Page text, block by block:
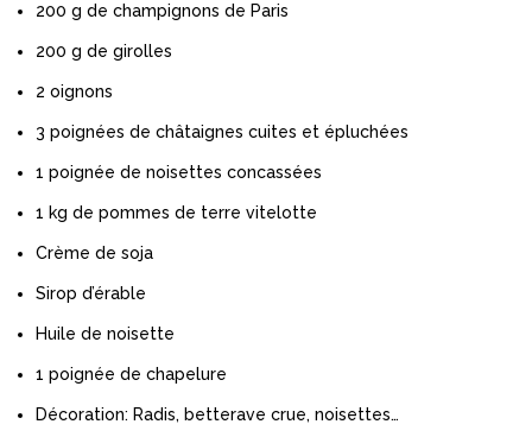
200 g de champignons de Paris
200 g de girolles
2 oignons
3 poignées de châtaignes cuites et épluchées
1 poignée de noisettes concassées
1 kg de pommes de terre vitelotte
Crème de soja
Sirop d’érable
Huile de noisette
1 poignée de chapelure
Décoration: Radis, betterave crue, noisettes…